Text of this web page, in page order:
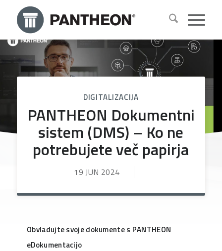
DIGITALIZACIJA
PANTHEON Dokumentni
sistem (DMS) – Ko ne
potrebujete več papirja
19 JUN 2024
Obvladujte svoje dokumente s PANTHEON
eDokumentacijo